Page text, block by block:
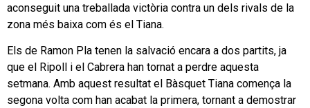
aconseguit una treballada victòria contra un dels rivals de la
zona més baixa com és el Tiana.
Els de Ramon Pla tenen la salvació encara a dos partits, ja
que el Ripoll i el Cabrera han tornat a perdre aquesta
setmana. Amb aquest resultat el Bàsquet Tiana comença la
segona volta com han acabat la primera, tornant a demostrar